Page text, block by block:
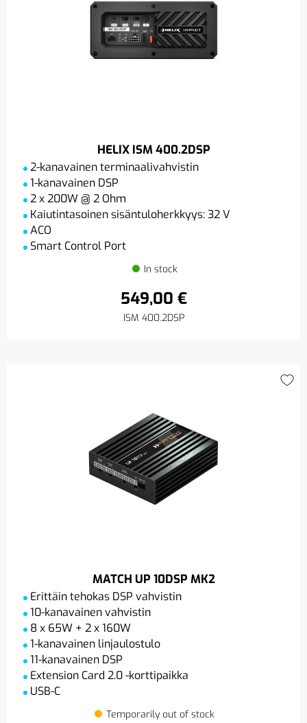
HELIX ISM 400.2DSP
2-kanavainen terminaalivahvistin
1-kanavainen DSP
2 x 200W @ 2 Ohm
Kaiutintasoinen sisäntuloherkkyys: 32 V
ACO
Smart Control Port
In stock
549,00 €
ISM 400.2DSP
MATCH UP 10DSP MK2
Erittäin tehokas DSP vahvistin
10-kanavainen vahvistin
8 x 65W + 2 x 160W
1-kanavainen linjaulostulo
11-kanavainen DSP
Extension Card 2.0 -korttipaikka
USB-C
Temporarily out of stock